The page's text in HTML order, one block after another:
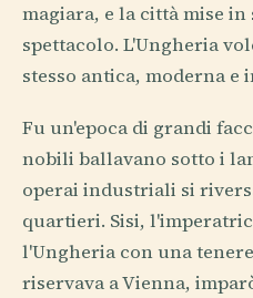
magiara, e la città mise in
spettacolo. L'Ungheria
stesso antica, moderna e
Fu un'epoca di grandi
nobili ballavano sotto i
operai industriali si
quartieri. Sisi,
l'Ungheria con una
riservava a Vienna,